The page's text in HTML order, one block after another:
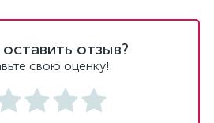
отзыв?
свою оценку!